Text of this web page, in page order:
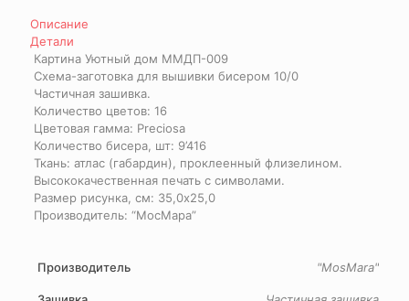
Описание
Детали
Картина Уютный дом ММДП-009
Схема-заготовка для вышивки бисером 10/0
Частичная зашивка.
Количество цветов: 16
Цветовая гамма: Preciosa
Количество бисера, шт: 9’416
Ткань: атлас (габардин), проклеенный флизелином.
Высококачественная печать с символами.
Размер рисунка, см: 35,0х25,0
Производитель: “МосМара”
Производитель "MosMara"